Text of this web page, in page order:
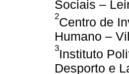
Sociais –
2Centro de
Humano –
3Instituto
Desporto e